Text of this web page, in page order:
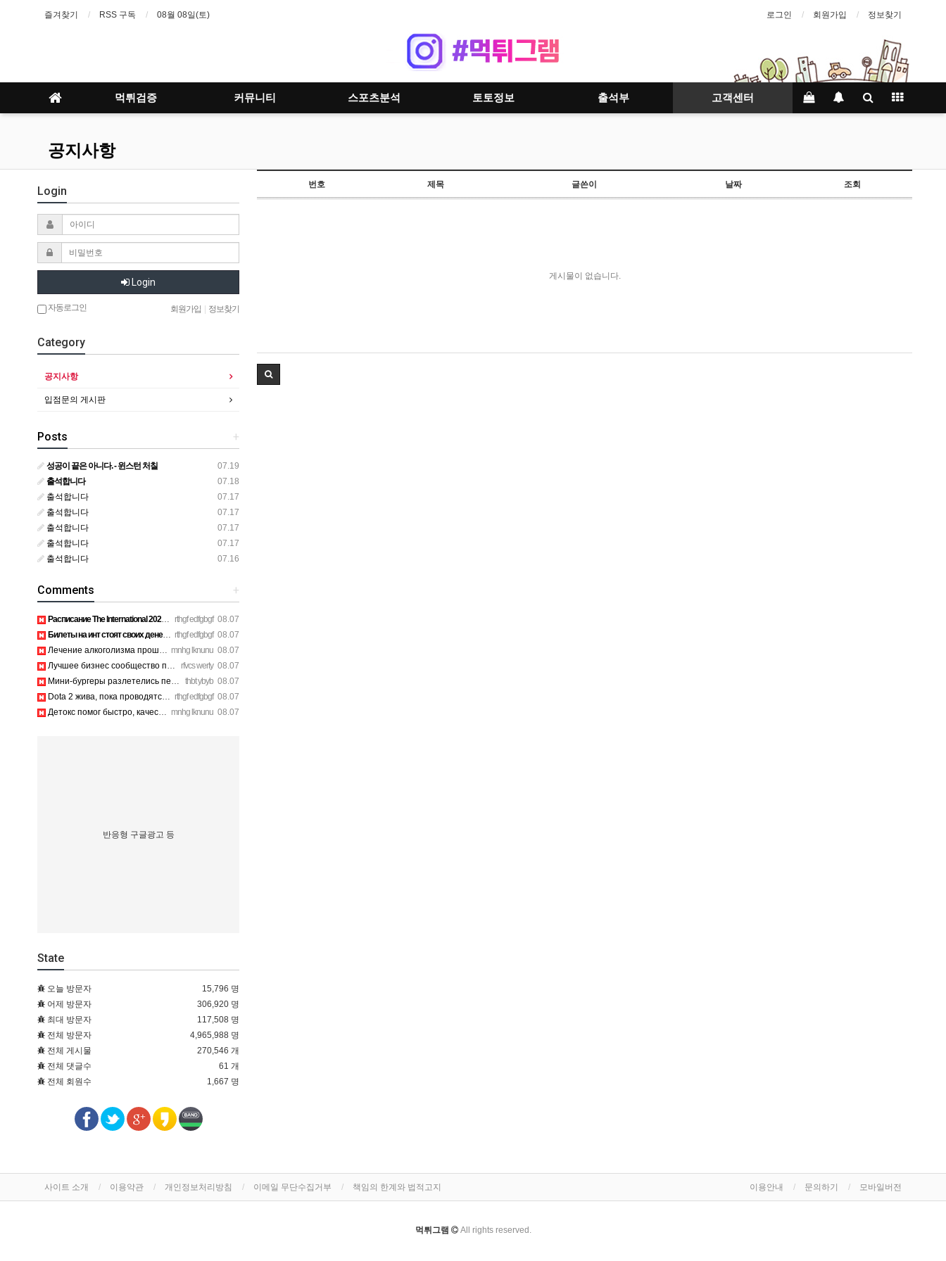
즐겨찾기 RSS 구독 08월 08일(토) 로그인 회원가입 정보찾기
먹튀검증 커뮤니티 스포츠분석 토토정보 출석부 고객센터
공지사항
번호 제목 글쓴이 날짜 조회
게시물이 없습니다.
Login
Login
자동로그인 회원가입 정보찾기
Category
공지사항
입점문의 게시판
+
Posts
07.19
성공이 끝은 아니다. - 윈스턴 처칠
07.18
출석합니다
07.17
출석합니다
07.17
출석합니다
07.17
출석합니다
07.17
출석합니다
07.16
출석합니다
+
Comments
rthgf edfgbgf 08.07
Расписание The International 2026 просто топ, жду финал! htt…
rthgf edfgbgf 08.07
Билеты на инт стоят своих денег, атмосфера там просто непере…
mnhg lknunu 08.07
Лечение алкоголизма прошло успешно, физической тяги больше н…
rfvcs werty 08.07
Лучшее бизнес сообщество предпринимателей в Санкт-Петербурге…
thbt ybyb 08.07
Мини-бургеры разлетелись первыми, очень сочные. https://inte…
rthgf edfgbgf 08.07
Dota 2 жива, пока проводятся такие масштабные турниры. https…
mnhg lknunu 08.07
Детокс помог быстро, качественное лечение алкоголизма Санкт-…
반응형 구글광고 등
State
오늘 방문자
15,796 명
어제 방문자
306,920 명
최대 방문자
117,508 명
전체 방문자
4,965,988 명
전체 게시물
270,546 개
전체 댓글수
61 개
전체 회원수
1,667 명
사이트 소개 이용약관 개인정보처리방침 이메일 무단수집거부 책임의 한계와 법적고지 이용안내 문의하기 모바일버전
먹튀그램 All rights reserved.